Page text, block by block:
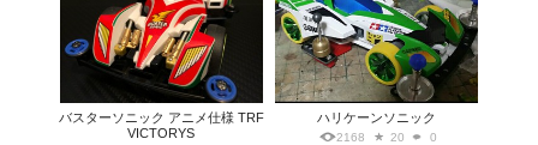
バスターソニック アニメ仕様 TRF
VICTORYS
ハリケーンソニック
2168 20 0